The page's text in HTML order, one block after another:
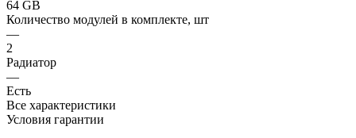
64 GB
Количество модулей в комплекте, шт
—
2
Радиатор
—
Есть
Все характеристики
Условия гарантии